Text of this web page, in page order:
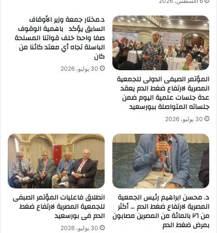
المؤتمر الصيفى الدولى للجمعية
المصرية لارتفاع ضغط الدم يعقد
عدة جلسات علمية اليوم ضمن
جلساته المتواصلة ببورسعيد
30 يوليو، 2026
د.مختار جمعة وزير الأوقاف
السابق يؤكد باهمية الوقوف
صفا واحدا خلف قواتنا المسلحة
الباسلة تجاه أي معتد كائنا من
كان
30 يوليو، 2026
د. محسن ابراهيم رئيس الجمعية
المصرية لارتفاع ضغط الدم … أكثر
من ٢٦ بالمائة من المصرين مصابون
بمرض ضغط الدم
انطلاق فاعليات المؤتمر الصبفى
للجمعية المصرية لارتفاع ضغط
الدم فى بورسعيد
30 يوليو، 2026